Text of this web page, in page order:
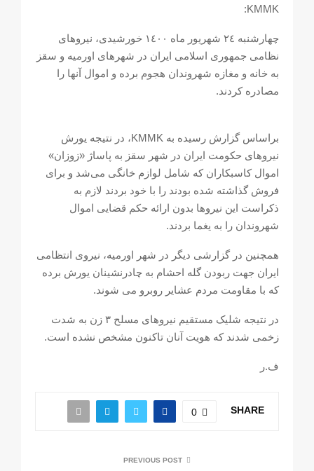
KMMK:
چهارشنبە ٢٤ شهریور ماە ١٤٠٠ خورشیدی، نیروهای
نظامی جمهوری اسلامی ایران در شهرهای اورمیە و سقز
بە خانە و مغازە شهروندان هجوم بردە و اموال آنها را
مصادره کردند.
براساس گزارش رسیدە بە KMMK، در نتیجە یورش
نیروهای حکومت ایران در شهر سقز بە پاساژ «زوزان»
اموال کاسبکاران کە شامل لوازم خانگی می‌شد و برای
فروش گذاشتە شدە بودند را با خود بردند لازم بە
ذکراست این نیروها بدون ارائە حکم قضایی اموال
شهروندان را به یغما بردند.
همچنین در گزارشی دیگر در شهر اورمیە، نیروی انتظامی
ایران جهت ربودن گلە احشام بە چادرنشینان یورش بردە
کە با مقاومت مردم عشایر روبرو می شوند.
در نتیجە شلیک مستقیم نیروهای مسلح ٣ زن بە شدت
زخمی شدند که هویت آنان تاکنون مشخص نشده است.
ف.ر
SHARE
0
PREVIOUS POST